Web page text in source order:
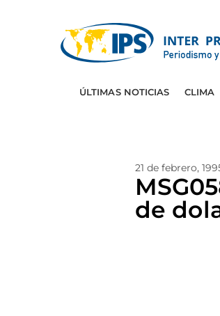
ÚLTIMAS NOTICIAS CLIMA
21 de febrero,
de